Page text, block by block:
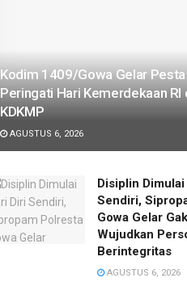
Kodim 1409/Gowa Gelar
Peringati Hari Kemerdekaan RI
KDKMP
AGUSTUS 6, 2026
Disiplin
Sendiri,
Gowa Gelar
Wujudkan
Berintegritas
AGUSTUS 6, 2026